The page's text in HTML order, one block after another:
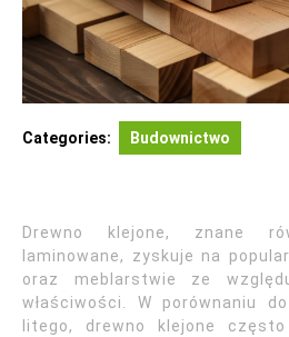
Categories: Budownictwo
Drewno klejone, znane
laminowane, zyskuje na
oraz meblarstwie ze
właściwości. W porównaniu
litego, drewno klejone